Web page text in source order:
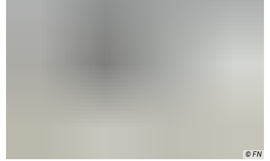
© FN